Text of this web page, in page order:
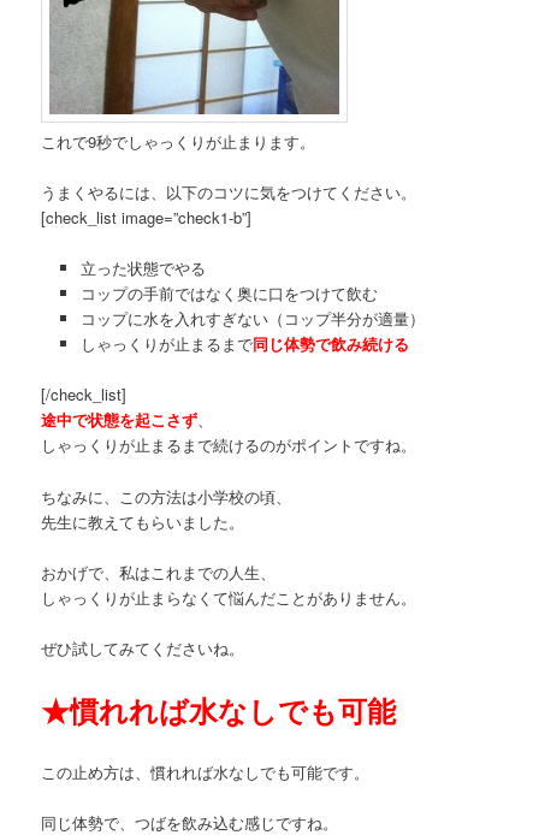
これで9秒でしゃっくりが止まります。
うまくやるには、以下のコツに気をつけてください。
[check_list image=”check1-b”]
立った状態でやる
コップの手前ではなく奥に口をつけて飲む
コップに水を入れすぎない（コップ半分が適量）
しゃっくりが止まるまで同じ体勢で飲み続ける
[/check_list]
途中で状態を起こさず、
しゃっくりが止まるまで続けるのがポイントですね。
ちなみに、この方法は小学校の頃、
先生に教えてもらいました。
おかげで、私はこれまでの人生、
しゃっくりが止まらなくて悩んだことがありません。
ぜひ試してみてくださいね。
★慣れれば水なしでも可能
この止め方は、慣れれば水なしでも可能です。
同じ体勢で、つばを飲み込む感じですね。